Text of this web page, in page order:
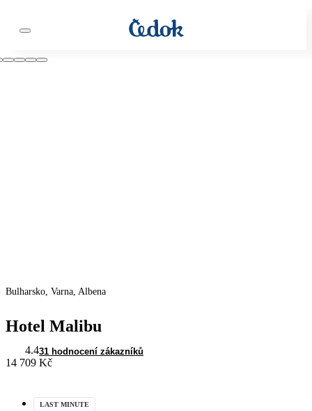
Bulharsko, Varna, Albena
Hotel Malibu
4.431 hodnocení zákazníků
14 709 Kč
LAST MINUTE